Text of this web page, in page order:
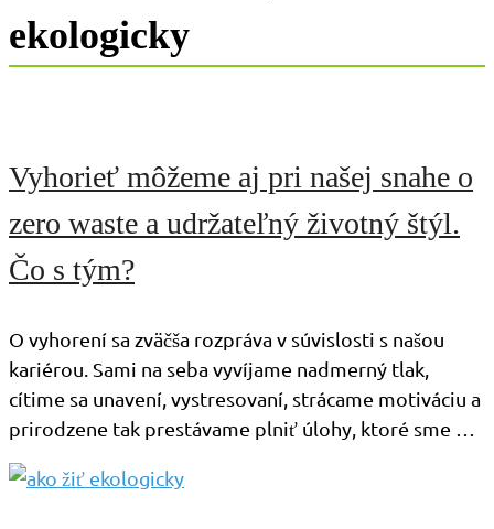
ekologicky
Vyhorieť môžeme aj pri našej snahe o
zero waste a udržateľný životný štýl.
Čo s tým?
O vyhorení sa zväčša rozpráva v súvislosti s našou
kariérou. Sami na seba vyvíjame nadmerný tlak,
cítime sa unavení, vystresovaní, strácame motiváciu a
prirodzene tak prestávame plniť úlohy, ktoré sme …